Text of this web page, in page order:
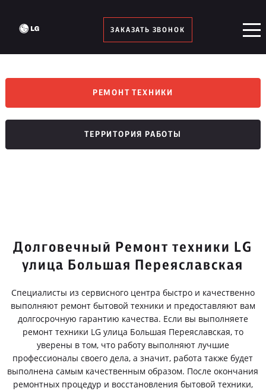
ЗАКАЗАТЬ ЗВОНОК
РЕМОНТ ТЕХНИКИ
ТЕРРИТОРИЯ РАБОТЫ
Долговечный Ремонт техники LG
улица Большая Переяславская
Специалисты из сервисного центра быстро и качественно
выполняют ремонт бытовой техники и предоставляют вам
долгосрочную гарантию качества. Если вы выполняете
ремонт техники LG улица Большая Переяславская, то
уверены в том, что работу выполняют лучшие
профессионалы своего дела, а значит, работа также будет
выполнена самым качественным образом. После окончания
ремонтных процедур и восстановления бытовой техники,